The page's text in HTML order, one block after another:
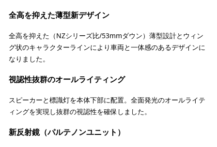
全高を抑えた薄型新デザイン
全高を抑えた（NZシリーズ比/53mmダウン）薄型設計とウィン
グ状のキャラクターラインにより車両と一体感のあるデザインに
なりました。
視認性抜群のオールライティング
スピーカーと標識灯を本体下部に配置。全面発光のオールライテ
ィングを実現し抜群の視認性を確保しました。
新反射鏡（パルテノンユニット）